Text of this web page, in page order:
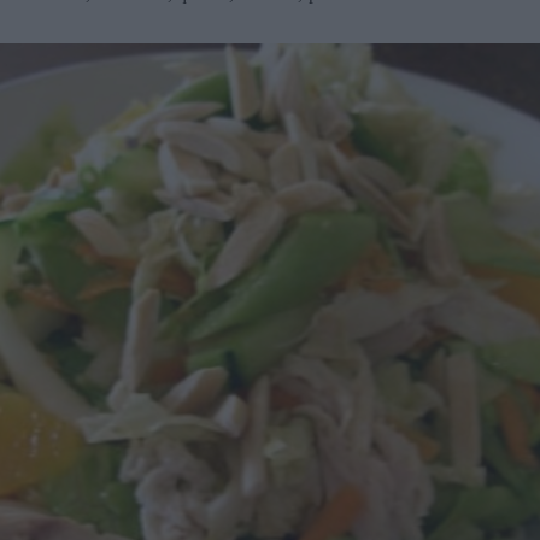
caratteristico (gradi 11,5); adatto (a 14/15° di temperatura
LAVORATE, CARNI BIANCHE, ALLA GRIGLIA. il
tipo rosso: rubino e tendente all'aranciato se ben
invecchiato, profumo vinoso, sapore asciutto (gradi
11,5/12°).